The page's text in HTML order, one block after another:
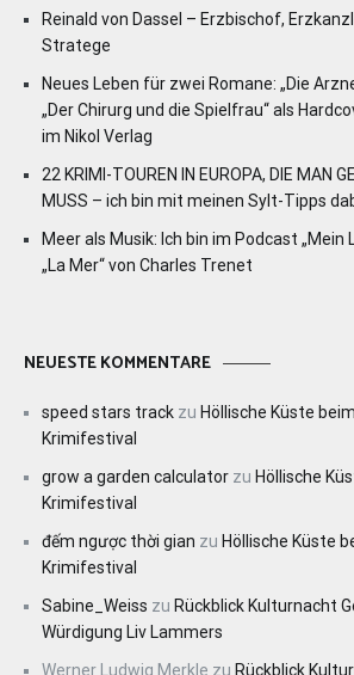
Reinald von Dassel – Erzbischof,
Stratege
Neues Leben für zwei Romane: „Die
„Der Chirurg und die Spielfrau“ als
im Nikol Verlag
22 KRIMI-TOUREN IN EUROPA, DIE MAN
MUSS – ich bin mit meinen Sylt-Tipps
Meer als Musik: Ich bin im Podcast „Mein
„La Mer“ von Charles Trenet
NEUESTE KOMMENTARE
speed stars track zu Höllische Küste
Krimifestival
grow a garden calculator zu Höllische
Krimifestival
đếm ngược thời gian zu Höllische Küste
Krimifestival
Sabine_Weiss zu Rückblick Kulturnacht
Würdigung Liv Lammers
Werner Ludwig Merkle zu Rückblick